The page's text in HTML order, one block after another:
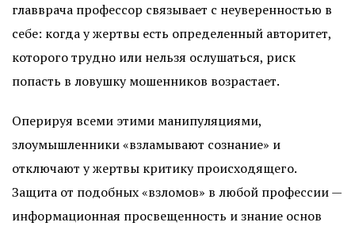
главврача профессор связывает с неуверенностью в
себе: когда у жертвы есть определенный авторитет,
которого трудно или нельзя ослушаться, риск
попасть в ловушку мошенников возрастает.
Оперируя всеми этими манипуляциями,
злоумышленники «взламывают сознание» и
отключают у жертвы критику происходящего.
Защита от подобных «взломов» в любой профессии —
информационная просвещенность и знание основ